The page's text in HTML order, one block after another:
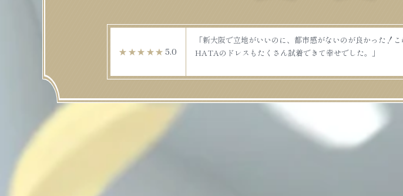
★★★★★ 5.0
「新大阪で立地がいいのに、都市感がないのが良かった
HATAのドレスもたくさん試着できて幸せでした。」